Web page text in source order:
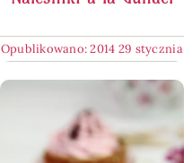
Opublikowano: 2014 29 stycznia